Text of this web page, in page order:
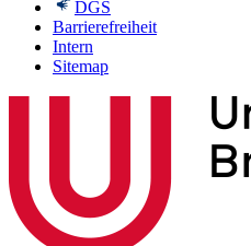
DGS
Barrierefreiheit
Intern
Sitemap